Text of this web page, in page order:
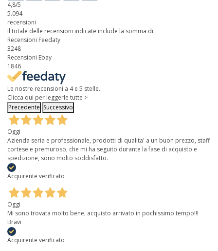
4,8/5
5.094
recensioni
Il totale delle recensioni indicate include la somma di:
Recensioni Feedaty
3248
Recensioni Ebay
1846
Le nostre recensioni a 4 e 5 stelle.
Clicca qui per leggerle tutte >
Precedente Successivo
Oggi
Azienda seria e professionale, prodotti di qualita' a un buon prezzo, staff
cortese e premuroso, che mi ha seguito durante la fase di acquisto e
spedizione, sono molto soddisfatto.
Acquirente verificato
Oggi
Mi sono trovata molto bene, acquisto arrivato in pochissimo tempo!!!
Bravi
Acquirente verificato